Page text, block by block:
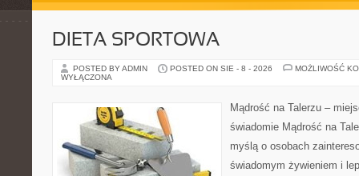
DIETA SPORTOWA
POSTED BY ADMIN POSTED ON SIE - 8 - 2026
MOŻLIWOŚĆ
WYŁĄCZONA
Mądrość na Talerzu –
świadomie Mądrość na
myślą o osobach
świadomym żywieniem i